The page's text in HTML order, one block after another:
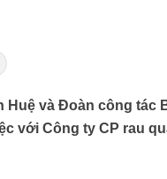
Huệ và Đoàn công tác
với Công ty CP rau